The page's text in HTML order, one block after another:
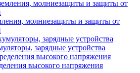
молниезащиты и защиты от
зарядные устройства
высокого напряжения